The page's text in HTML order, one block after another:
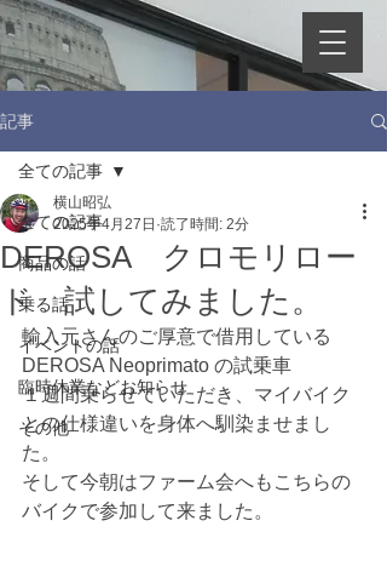
記事
全ての記事
商品の話
乗る話
イベントの話
臨時休業などお知らせ
その他
全ての記事
DEROSA クロモリロー
ド 試してみました。
横山昭弘
2025年4月27日 読了時間: 2分
輸入元さんのご厚意で借用している
DEROSA Neoprimato の試乗車
１週間乗らせていただき、マイバイク
との仕様違いを身体へ馴染ませまし
た。
そして今朝はファーム会へもこちらの
バイクで参加して来ました。